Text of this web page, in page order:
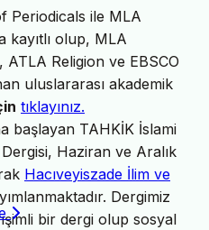
Periodicals ile MLA
kayıtlı olup, MLA
Religion ve EBSCO
uluslararası akademik
tıklayınız.
başlayan TAHKİK İslami
Haziran ve Aralık
Hacıveyiszade İlim ve
Dergimiz
bir dergi olup sosyal